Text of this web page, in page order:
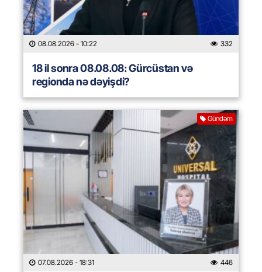
08.08.2026 - 10:22 332
18 il sonra 08.08.08: Gürcüstan və
regionda nə dəyişdi?
Gündəm
07.08.2026 - 18:31 446